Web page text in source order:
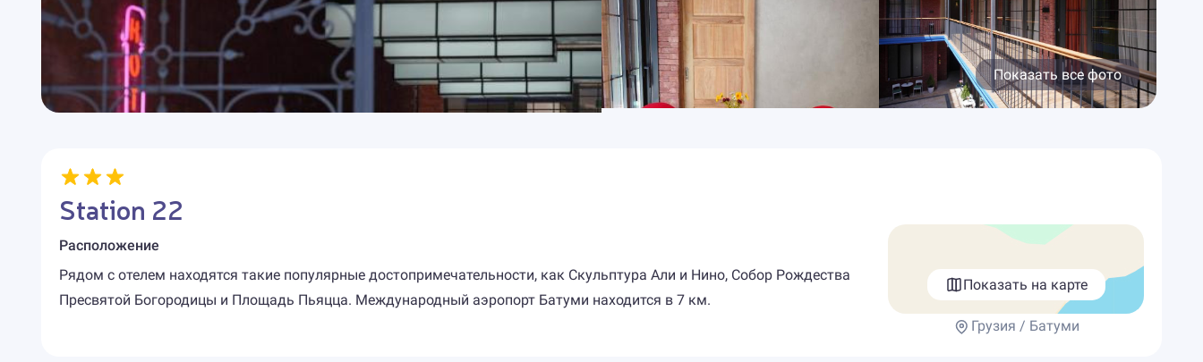
Показать все фото
Station 22
Расположение
Рядом с отелем находятся такие популярные достопримечательности, как Скульптура Али и Нино, Собор Рождества
Пресвятой Богородицы и Площадь Пьяцца. Международный аэропорт Батуми находится в 7 км.
Показать на карте
Грузия / Батуми